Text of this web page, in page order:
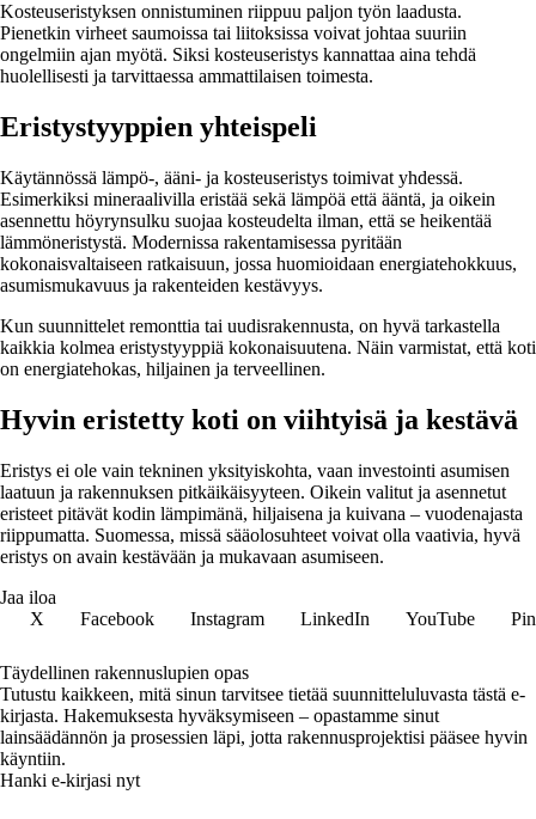
Kosteuseristyksen onnistuminen riippuu paljon työn laadusta.
Pienetkin virheet saumoissa tai liitoksissa voivat johtaa suuriin
ongelmiin ajan myötä. Siksi kosteuseristys kannattaa aina tehdä
huolellisesti ja tarvittaessa ammattilaisen toimesta.
Eristystyyppien yhteispeli
Käytännössä lämpö-, ääni- ja kosteuseristys toimivat yhdessä.
Esimerkiksi mineraalivilla eristää sekä lämpöä että ääntä, ja oikein
asennettu höyrynsulku suojaa kosteudelta ilman, että se heikentää
lämmöneristystä. Modernissa rakentamisessa pyritään
kokonaisvaltaiseen ratkaisuun, jossa huomioidaan energiatehokkuus,
asumismukavuus ja rakenteiden kestävyys.
Kun suunnittelet remonttia tai uudisrakennusta, on hyvä tarkastella
kaikkia kolmea eristystyyppiä kokonaisuutena. Näin varmistat, että koti
on energiatehokas, hiljainen ja terveellinen.
Hyvin eristetty koti on viihtyisä ja kestävä
Eristys ei ole vain tekninen yksityiskohta, vaan investointi asumisen
laatuun ja rakennuksen pitkäikäisyyteen. Oikein valitut ja asennetut
eristeet pitävät kodin lämpimänä, hiljaisena ja kuivana – vuodenajasta
riippumatta. Suomessa, missä sääolosuhteet voivat olla vaativia, hyvä
eristys on avain kestävään ja mukavaan asumiseen.
Jaa iloa
X
Facebook Instagram LinkedIn YouTube
Täydellinen rakennuslupien opas
Tutustu kaikkeen, mitä sinun tarvitsee tietää suunnitteluluvasta tästä e-
kirjasta. Hakemuksesta hyväksymiseen – opastamme sinut
lainsäädännön ja prosessien läpi, jotta rakennusprojektisi pääsee hyvin
käyntiin.
Hanki e-kirjasi nyt